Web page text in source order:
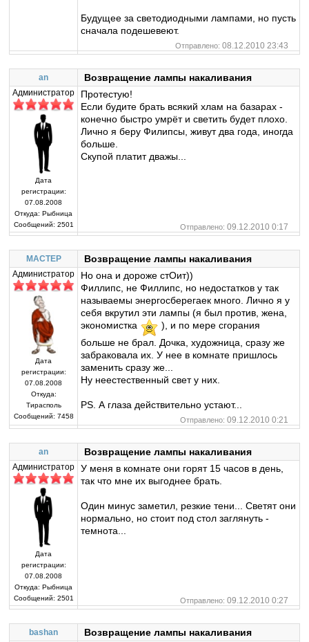
Будущее за светодиодными лампами, но пусть
сначала подешевеют.
Отправлено: 08.12.2010 23:43
an Возвращение лампы накаливания
Администратор
Дата
регистрации:
07.08.2008
Откуда: Рыбница
Сообщений: 2501
Протестую!
Если будите брать всякий хлам на базарах -
конечно быстро умрёт и светить будет плохо.
Лично я беру Филипсы, живут два года, иногда
больше.
Скупой платит дважы...
Отправлено: 09.12.2010 0:17
MACTEP Возвращение лампы накаливания
Администратор
Дата
регистрации:
07.08.2008
Откуда:
Тирасполь
Сообщений: 7458
Но она и дороже стОит))
Филлипс, не Филлипс, но недостатков у так
называемы энергосберегаек много. Лично я у
себя вкрутил эти лампы (я был против, жена,
экономистка
), и по мере сгорания
больше не брал. Дочка, художница, сразу же
забраковала их. У нее в комнате пришлось
заменить сразу же...
Ну неестественный свет у них.
PS. А глаза действительно устают...
Отправлено: 09.12.2010 0:21
an Возвращение лампы накаливания
Администратор
Дата
регистрации:
07.08.2008
Откуда: Рыбница
Сообщений: 2501
У меня в комнате они горят 15 часов в день,
так что мне их выгоднее брать.
Один минус заметил, резкие тени... Светят они
нормально, но стоит под стол заглянуть -
темнота...
Отправлено: 09.12.2010 0:27
bashan Возвращение лампы накаливания